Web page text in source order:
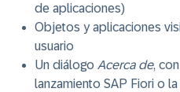
de aplicaciones)
Objetos y aplicaciones
usuario
Un diálogo Acerca de,
lanzamiento SAP Fiori o